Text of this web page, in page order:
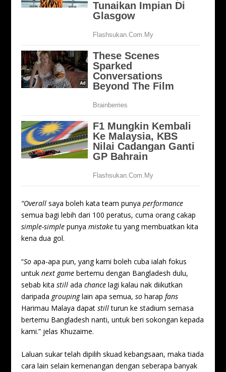
“Overall saya boleh kata team punyaperformance
semua bagi lebih dari 100 peratus, cuma orang cakap
simple-simple punyamistaketu yang membuatkan kita
kena dua gol.
“So apa-apa pun, yang kami boleh cuba ialah fokus
untuknext game bertemu dengan Bangladesh dulu,
sebab kitastill ada chance lagi kalau nak diikutkan
daripada groupinglain apa semua,so harap fans
Harimau Malaya dapatstillturun ke stadium semasa
bertemu Bangladesh nanti, untuk beri sokongan kepada
kami.” jelas Khuzaime.
Laluan sukar telah dipilih skuad kebangsaan, maka tiada
cara lain selain kemenangan dengan seberapa banyak